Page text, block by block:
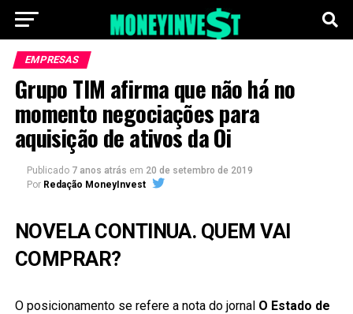
EMPRESAS
Grupo TIM afirma que não há no
momento negociações para
aquisição de ativos da Oi
Publicado 7 anos atrás em 20 de setembro de 2019
Por Redação MoneyInvest
NOVELA CONTINUA. QUEM VAI
COMPRAR?
O posicionamento se refere a nota do jornal O Estado de